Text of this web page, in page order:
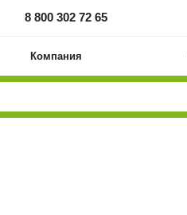
8 800 302 72 65
Компания